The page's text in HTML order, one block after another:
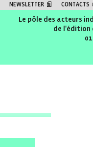
NEWSLETTER CONTACTS
Le pôle des acteurs
de l'édition